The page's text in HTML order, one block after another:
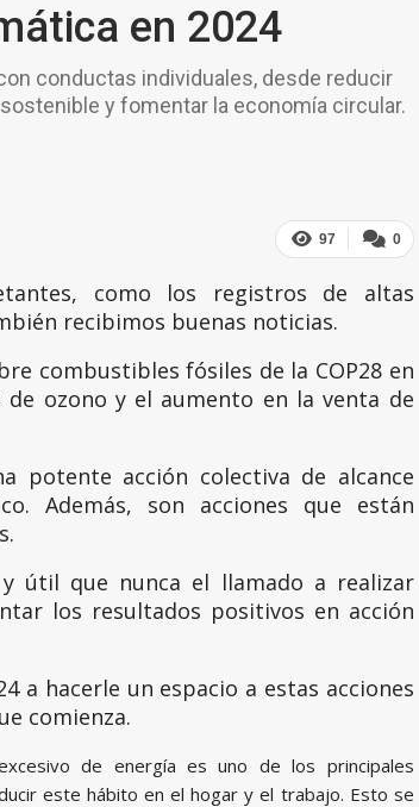
en 2024
conductas individuales, desde reducir
y fomentar la economía circular.
0
97
como los registros de altas
recibimos buenas noticias.
combustibles fósiles de la COP28 en
ozono y el aumento en la venta de
potente acción colectiva de alcance
Además, son acciones que están
útil que nunca el llamado a realizar
los resultados positivos en acción
a hacerle un espacio a estas acciones
comienza.
de energía es uno de los principales
este hábito en el hogar y el trabajo. Esto se